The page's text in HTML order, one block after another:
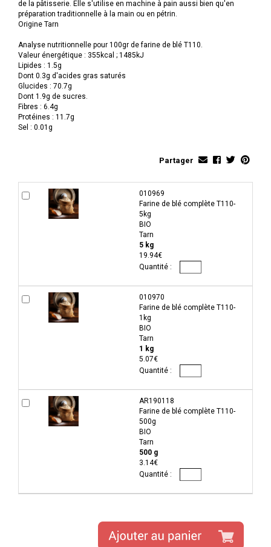
de la pâtisserie. Elle s'utilise en machine à pain aussi bien qu'en
préparation traditionnelle à la main ou en pétrin.
Origine Tarn
Analyse nutritionnelle pour 100gr de farine de blé T110.
Valeur énergétique : 355kcal ; 1485kJ
Lipides : 1.5g
Dont 0.3g d'acides gras saturés
Glucides : 70.7g
Dont 1.9g de sucres.
Fibres : 6.4g
Protéines : 11.7g
Sel : 0.01g
Partager
010969
Farine de blé complète T110-
5kg
BIO
Tarn
5 kg
19.94€
010970
Farine de blé complète T110-
1kg
BIO
Tarn
1 kg
5.07€
AR190118
Farine de blé complète T110-
500g
BIO
Tarn
500 g
3.14€